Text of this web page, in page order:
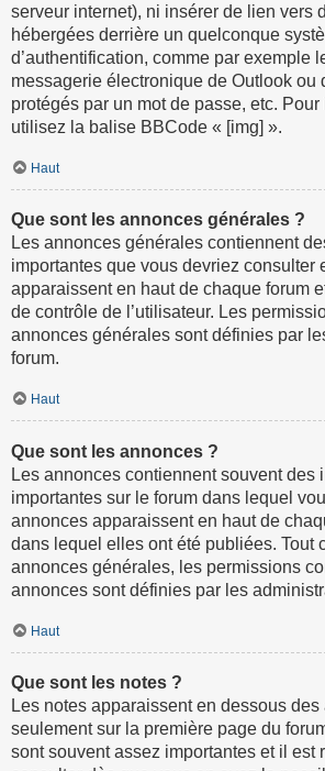
serveur internet), ni insérer de lien vers
hébergées derrière un quelconque
d’authentification, comme par exemple
messagerie électronique de Outlook ou
protégés par un mot de passe, etc.
utilisez la balise BBCode « [img] ».
Haut
Que sont les annonces générales ?
Les annonces générales contiennent
importantes que vous devriez consulter
apparaissent en haut de chaque forum
de contrôle de l’utilisateur. Les
annonces générales sont définies par
forum.
Haut
Que sont les annonces ?
Les annonces contiennent souvent des
importantes sur le forum dans lequel
annonces apparaissent en haut de
dans lequel elles ont été publiées. Tout
annonces générales, les permissions
annonces sont définies par les
Haut
Que sont les notes ?
Les notes apparaissent en dessous
seulement sur la première page du
sont souvent assez importantes et il est